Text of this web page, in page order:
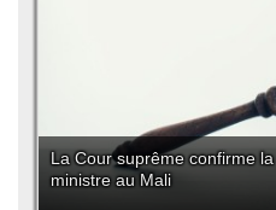
La Cour suprême confirme
ministre au Mali